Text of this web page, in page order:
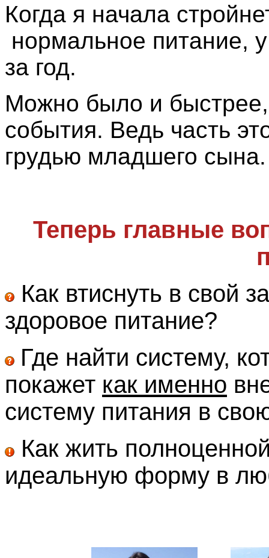
Когда я начала
нормальное питание,
за год.
Можно было и
события. Ведь часть
грудью младшего сына.
Теперь главные
Как втиснуть в свой
здоровое питание?
Где найти систему,
покажет как именно
систему питания в
Как жить
идеальную форму в